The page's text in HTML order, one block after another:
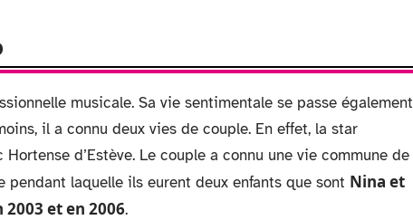
musicale. Sa vie sentimentale se passe également
il a connu deux vies de couple. En effet, la star
d’Estève. Le couple a connu une vie commune de
pendant laquelle ils eurent deux enfants que sont Nina et
et en 2006.